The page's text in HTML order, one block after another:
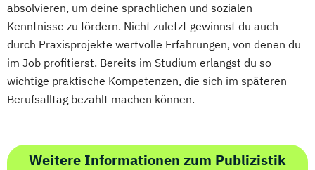
absolvieren, um deine sprachlichen und sozialen
Kenntnisse zu fördern. Nicht zuletzt gewinnst du auch
durch Praxisprojekte wertvolle Erfahrungen, von denen du
im Job profitierst. Bereits im Studium erlangst du so
wichtige praktische Kompetenzen, die sich im späteren
Berufsalltag bezahlt machen können.
Weitere Informationen zum Publizistik